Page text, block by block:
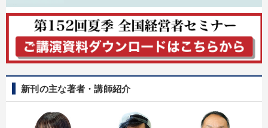
新刊の主な著者・講師紹介